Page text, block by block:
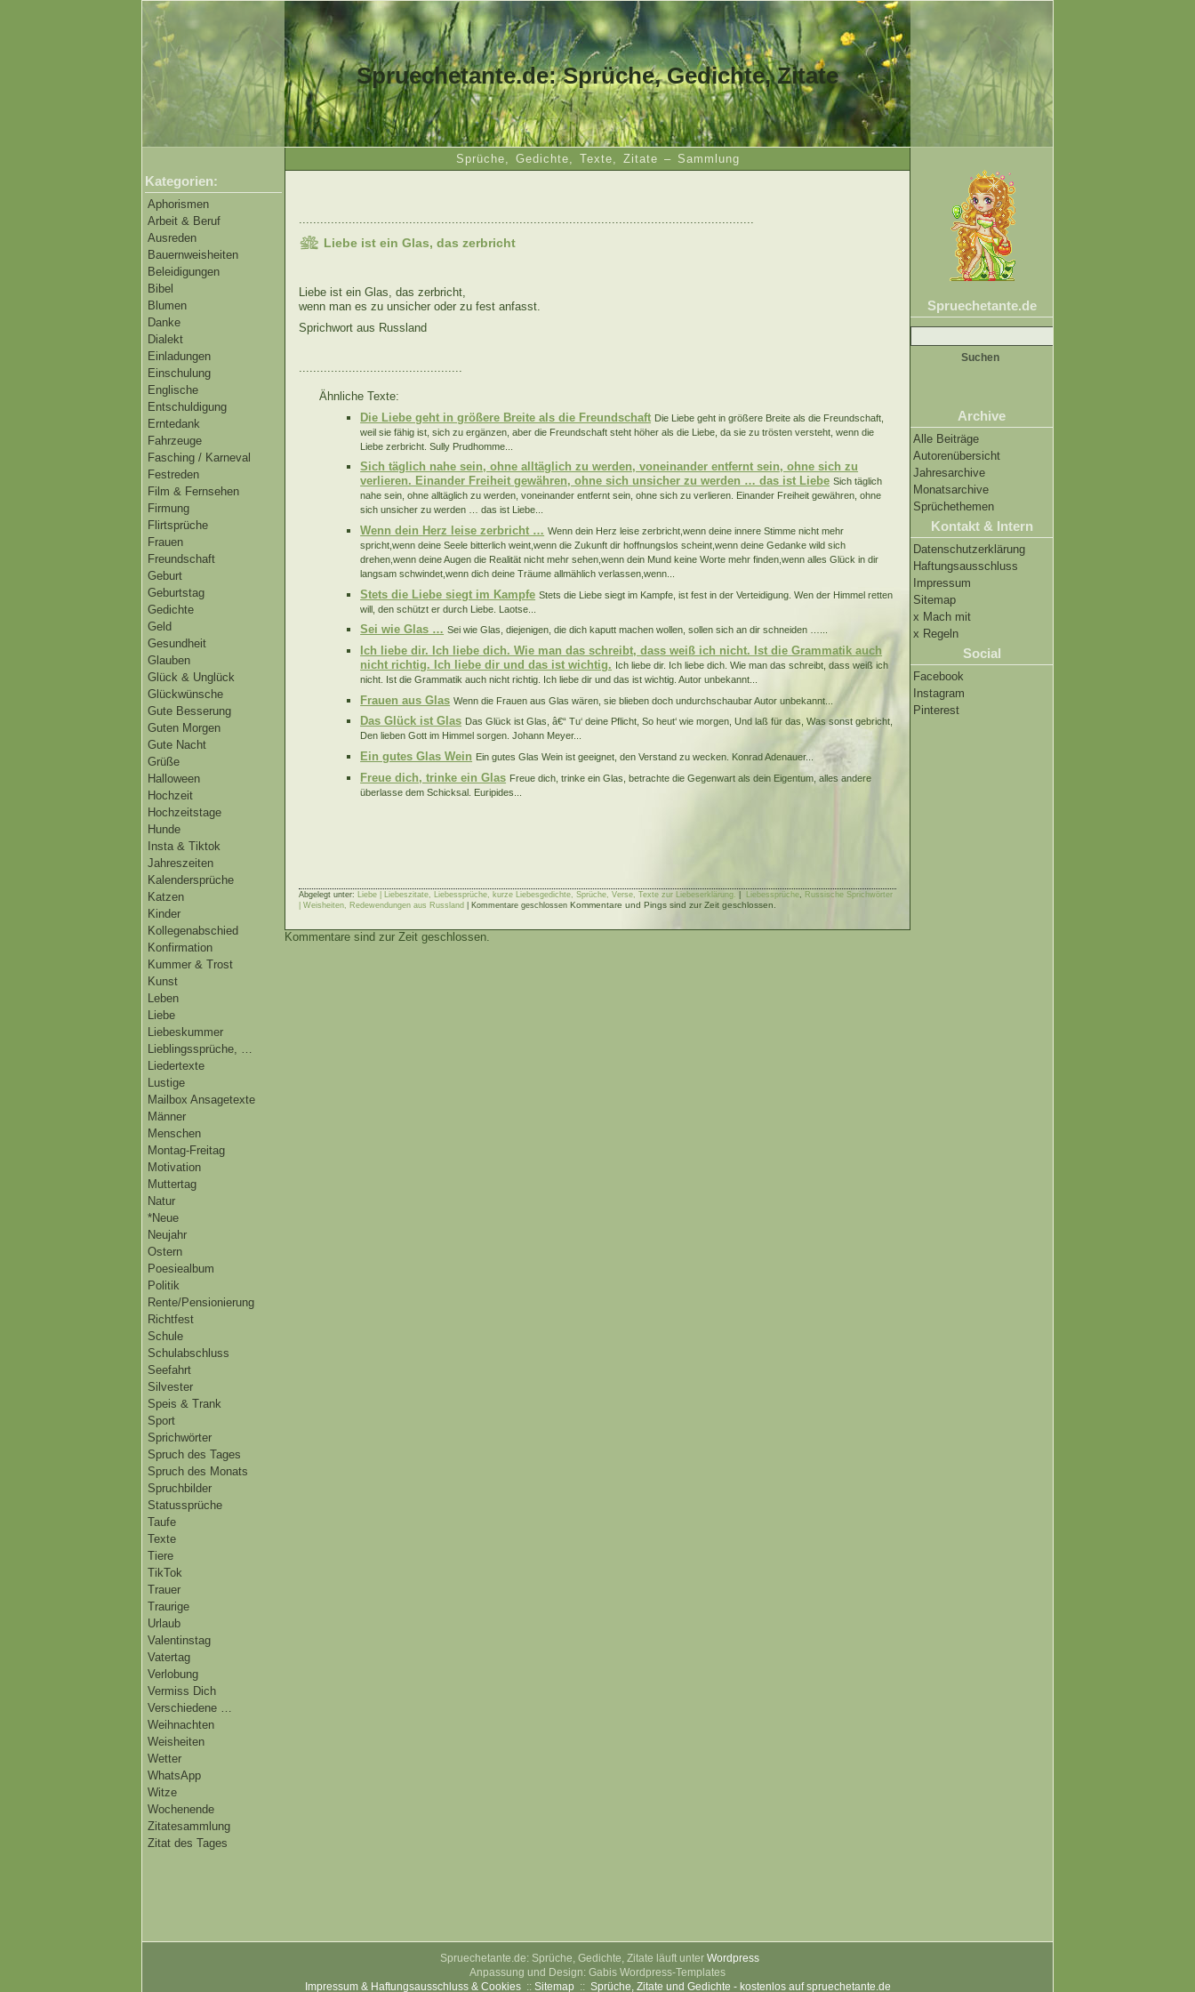
Spruechetante.de: Sprüche, Gedichte, Zitate
Sprüche, Gedichte, Texte, Zitate – Sammlung
Kategorien:
Aphorismen
Arbeit & Beruf
Ausreden
Bauernweisheiten
Beleidigungen
Bibel
Blumen
Danke
Dialekt
Einladungen
Einschulung
Englische
Entschuldigung
Erntedank
Fahrzeuge
Fasching / Karneval
Festreden
Film & Fernsehen
Firmung
Flirtsprüche
Frauen
Freundschaft
Geburt
Geburtstag
Gedichte
Geld
Gesundheit
Glauben
Glück & Unglück
Glückwünsche
Gute Besserung
Guten Morgen
Gute Nacht
Grüße
Halloween
Hochzeit
Hochzeitstage
Hunde
Insta & Tiktok
Jahreszeiten
Kalendersprüche
Katzen
Kinder
Kollegenabschied
Konfirmation
Kummer & Trost
Kunst
Leben
Liebe
Liebeskummer
Lieblingssprüche, …
Liedertexte
Lustige
Mailbox Ansagetexte
Männer
Menschen
Montag-Freitag
Motivation
Muttertag
Natur
*Neue
Neujahr
Ostern
Poesiealbum
Politik
Rente/Pensionierung
Richtfest
Schule
Schulabschluss
Seefahrt
Silvester
Speis & Trank
Sport
Sprichwörter
Spruch des Tages
Spruch des Monats
Spruchbilder
Statussprüche
Taufe
Texte
Tiere
TikTok
Trauer
Traurige
Urlaub
Valentinstag
Vatertag
Verlobung
Vermiss Dich
Verschiedene …
Weihnachten
Weisheiten
Wetter
WhatsApp
Witze
Wochenende
Zitatesammlung
Zitat des Tages
Spruechetante.de
Suche
nach:
Archive
Alle Beiträge
Autorenübersicht
Jahresarchive
Monatsarchive
Sprüchethemen
Kontakt & Intern
Datenschutzerklärung
Haftungsausschluss
Impressum
Sitemap
x Mach mit
x Regeln
Social
Facebook
Instagram
Pinterest
................................................................................................................................
Liebe ist ein Glas, das zerbricht
Liebe ist ein Glas, das zerbricht,
wenn man es zu unsicher oder zu fest anfasst.
Sprichwort aus Russland
Ähnliche Texte:
Die Liebe geht in größere Breite als die Freundschaft Die Liebe geht in größere Breite als die Freundschaft,
weil sie fähig ist, sich zu ergänzen, aber die Freundschaft steht höher als die Liebe, da sie zu trösten versteht, wenn die
Liebe zerbricht. Sully Prudhomme...
Sich täglich nahe sein, ohne alltäglich zu werden, voneinander entfernt sein, ohne sich zu
verlieren. Einander Freiheit gewähren, ohne sich unsicher zu werden … das ist Liebe Sich täglich
nahe sein, ohne alltäglich zu werden, voneinander entfernt sein, ohne sich zu verlieren. Einander Freiheit gewähren, ohne
sich unsicher zu werden … das ist Liebe...
Wenn dein Herz leise zerbricht … Wenn dein Herz leise zerbricht,wenn deine innere Stimme nicht mehr
spricht,wenn deine Seele bitterlich weint,wenn die Zukunft dir hoffnungslos scheint,wenn deine Gedanke wild sich
drehen,wenn deine Augen die Realität nicht mehr sehen,wenn dein Mund keine Worte mehr finden,wenn alles Glück in dir
langsam schwindet,wenn dich deine Träume allmählich verlassen,wenn...
Stets die Liebe siegt im Kampfe Stets die Liebe siegt im Kampfe, ist fest in der Verteidigung. Wen der Himmel retten
will, den schützt er durch Liebe. Laotse...
Sei wie Glas … Sei wie Glas, diejenigen, die dich kaputt machen wollen, sollen sich an dir schneiden …...
Ich liebe dir. Ich liebe dich. Wie man das schreibt, dass weiß ich nicht. Ist die Grammatik auch
nicht richtig. Ich liebe dir und das ist wichtig. Ich liebe dir. Ich liebe dich. Wie man das schreibt, dass weiß ich
nicht. Ist die Grammatik auch nicht richtig. Ich liebe dir und das ist wichtig. Autor unbekannt...
Frauen aus Glas Wenn die Frauen aus Glas wären, sie blieben doch undurchschaubar Autor unbekannt...
Das Glück ist Glas Das Glück ist Glas, â€“ Tu‘ deine Pflicht, So heut‘ wie morgen, Und laß für das, Was sonst gebricht,
Den lieben Gott im Himmel sorgen. Johann Meyer...
Ein gutes Glas Wein Ein gutes Glas Wein ist geeignet, den Verstand zu wecken. Konrad Adenauer...
Freue dich, trinke ein Glas Freue dich, trinke ein Glas, betrachte die Gegenwart als dein Eigentum, alles andere
überlasse dem Schicksal. Euripides...
Abgelegt unter: Liebe | Liebeszitate, Liebessprüche, kurze Liebesgedichte, Sprüche, Verse, Texte zur Liebeserklärung. Liebessprüche, Russische Sprichwörter
| Weisheiten, Redewendungen aus Russland
Kommentare geschlossen Kommentare und Pings sind zur Zeit geschlossen.
Kommentare sind zur Zeit geschlossen.
Spruechetante.de: Sprüche, Gedichte, Zitate läuft unter Wordpress
Anpassung und Design: Gabis Wordpress-Templates
Impressum & Haftungsausschluss & Cookies:: Sitemap :: Sprüche, Zitate und Gedichte - kostenlos auf spruechetante.de